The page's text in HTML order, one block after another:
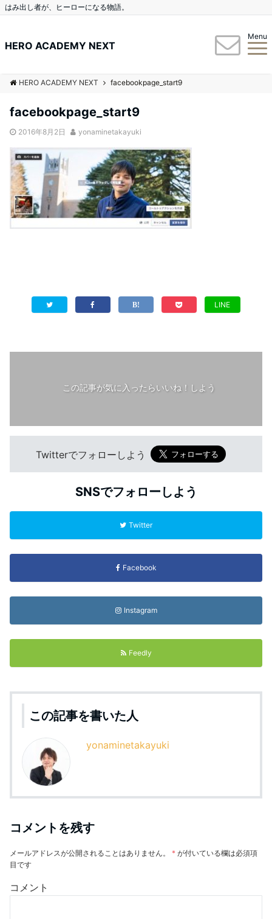
はみ出し者が、ヒーローになる物語。
HERO ACADEMY NEXT
Menu
HERO ACADEMY NEXT facebookpage_start9
facebookpage_start9
2016年8月2日 yonaminetakayuki
LINE
この記事が気に入ったらいいね！しよう
Twitterでフォローしよう
SNSでフォローしよう
Twitter
Facebook
Instagram
Feedly
この記事を書いた人
yonaminetakayuki
コメントを残す
メールアドレスが公開されることはありません。 * が付いている欄は必須項
目です
コメント